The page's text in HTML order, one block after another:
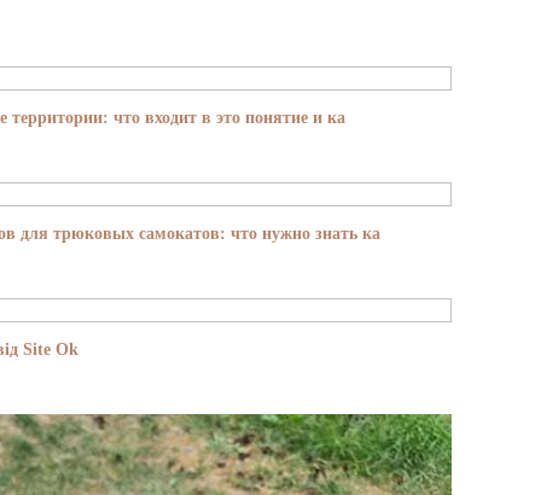
территории: что входит в это понятие и ка
для трюковых самокатов: что нужно знать ка
Site Ok